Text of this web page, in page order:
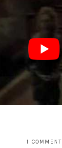
1 COMMENT